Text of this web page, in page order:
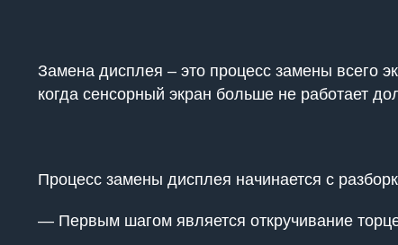
Замена дисплея – это процесс замены всего
когда сенсорный экран больше не работает
Процесс замены дисплея начинается с
— Первым шагом является откручивание